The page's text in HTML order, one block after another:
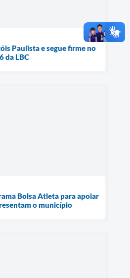
Paulista e segue firme no
da LBC
Bolsa Atleta para apoiar
o município